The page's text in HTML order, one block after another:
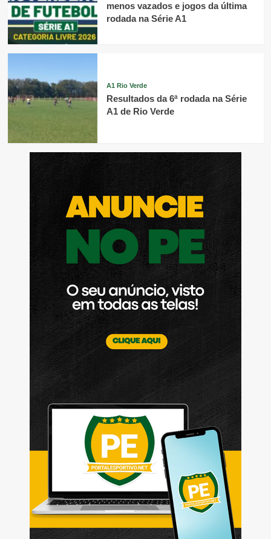
menos vazados e jogos da última
rodada na Série A1
A1 Rio Verde
Resultados da 6ª rodada na Série
A1 de Rio Verde